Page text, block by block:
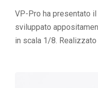
VP-Pro ha presentato
sviluppato
in scala 1/8. Realizzato